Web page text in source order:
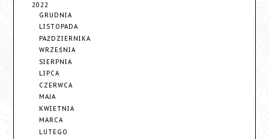
2022
GRUDNIA
LISTOPADA
PAŹDZIERNIKA
WRZEŚNIA
SIERPNIA
LIPCA
CZERWCA
MAJA
KWIETNIA
MARCA
LUTEGO